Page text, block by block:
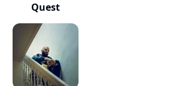
Quest